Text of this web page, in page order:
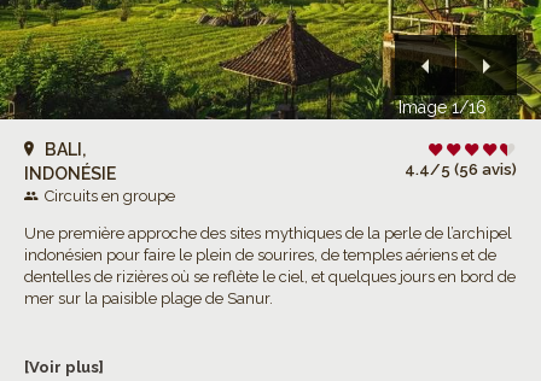
Image 1/16
BALI,
INDONÉSIE
Circuits en groupe
4.4/5 (56 avis)
Une première approche des sites mythiques de la perle de l’archipel
indonésien pour faire le plein de sourires, de temples aériens et de
dentelles de rizières où se reflète le ciel, et quelques jours en bord de
mer sur la paisible plage de Sanur.
[Voir plus]